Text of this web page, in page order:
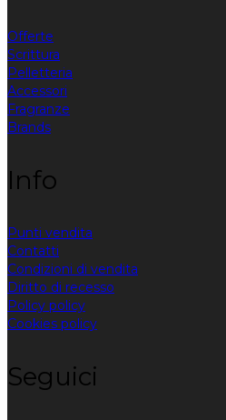
Offerte
Scrittura
Pelletteria
Accessori
Fragranze
Brands
Info
Punti vendita
Contatti
Condizioni di vendita
Diritto di recesso
Policy policy
Cookies policy
Seguici